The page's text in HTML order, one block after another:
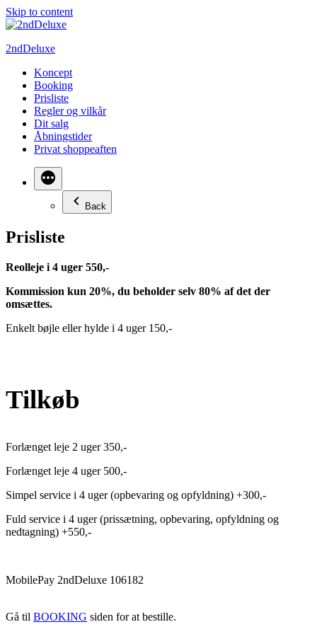
Skip to content
2ndDeluxe
Koncept
Booking
Prisliste
Regler og vilkår
Dit salg
Åbningstider
Privat shoppeaften
Back
Prisliste
Reolleje i 4 uger 550,-
Kommission kun 20%, du beholder selv 80% af det der
omsættes.
Enkelt bøjle eller hylde i 4 uger 150,-
Tilkøb
Forlænget leje 2 uger 350,-
Forlænget leje 4 uger 500,-
Simpel service i 4 uger (opbevaring og opfyldning) +300,-
Fuld service i 4 uger (prissætning, opbevaring, opfyldning og
nedtagning) +550,-
MobilePay 2ndDeluxe 106182
Gå til BOOKING siden for at bestille.